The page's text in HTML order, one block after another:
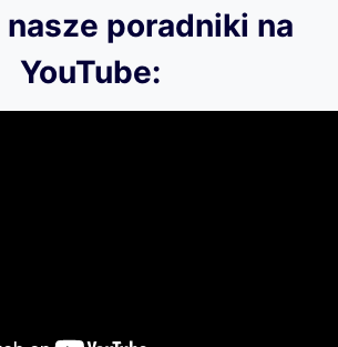
poradniki na
YouTube: